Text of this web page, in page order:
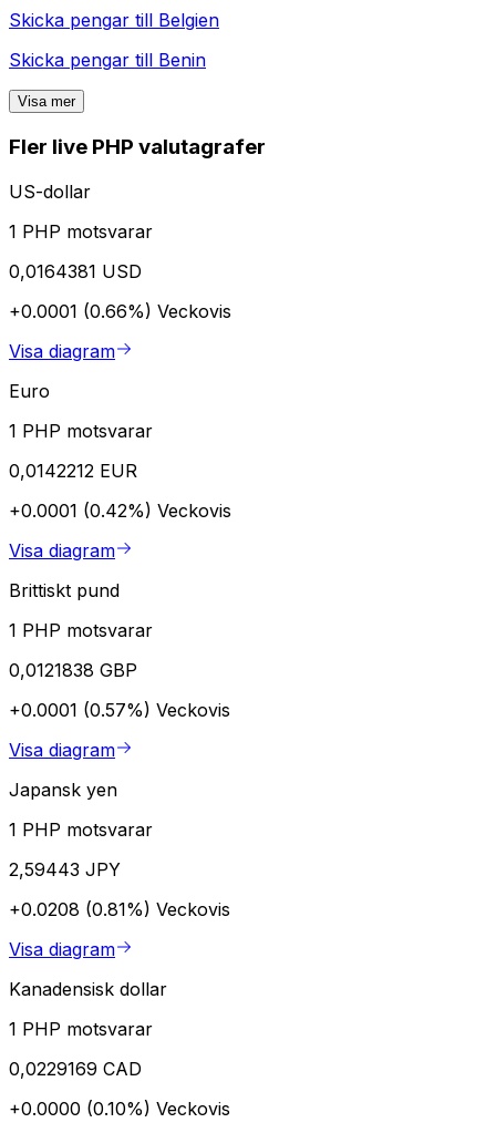
Skicka pengar till Belgien
Skicka pengar till Benin
Visa mer
Fler live PHP valutagrafer
US-dollar
1 PHP motsvarar
0,0164381 USD
+0.0001 (0.66%) Veckovis
Visa diagram
Euro
1 PHP motsvarar
0,0142212 EUR
+0.0001 (0.42%) Veckovis
Visa diagram
Brittiskt pund
1 PHP motsvarar
0,0121838 GBP
+0.0001 (0.57%) Veckovis
Visa diagram
Japansk yen
1 PHP motsvarar
2,59443 JPY
+0.0208 (0.81%) Veckovis
Visa diagram
Kanadensisk dollar
1 PHP motsvarar
0,0229169 CAD
+0.0000 (0.10%) Veckovis